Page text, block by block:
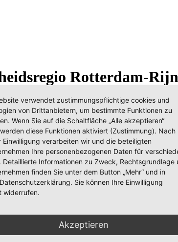
Rotterdam-
verwendet zustimmungspflichtige cookies und
von Drittanbietern, um bestimmte Funktionen zu
Wenn Sie auf die Schaltfläche „Alle akzeptieren“
diese Funktionen aktiviert (Zustimmung). Nach
Einwilligung verarbeiten wir und die beteiligten
Ihre personenbezogenen Daten für
Detaillierte Informationen zu Zweck, Rechtsgrundlage
finden Sie unter dem Button „Mehr“ und in
Sie können Ihre Einwilligung
widerrufen.
Akzeptieren